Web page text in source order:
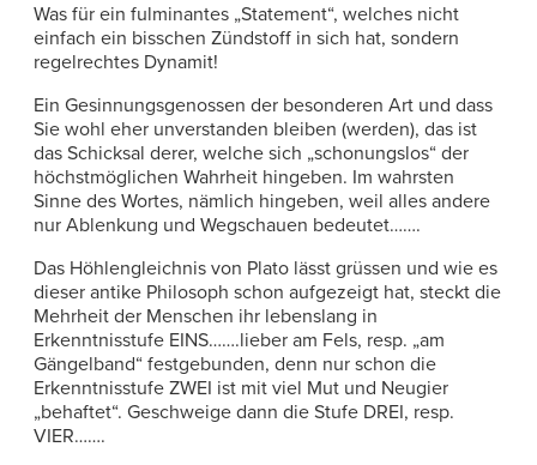
Was für ein fulminantes „Statement“, welches nicht
einfach ein bisschen Zündstoff in sich hat, sondern
regelrechtes Dynamit!
Ein Gesinnungsgenossen der besonderen Art und dass
Sie wohl eher unverstanden bleiben (werden), das ist
das Schicksal derer, welche sich „schonungslos“ der
höchstmöglichen Wahrheit hingeben. Im wahrsten
Sinne des Wortes, nämlich hingeben, weil alles andere
nur Ablenkung und Wegschauen bedeutet…….
Das Höhlengleichnis von Plato lässt grüssen und wie es
dieser antike Philosoph schon aufgezeigt hat, steckt die
Mehrheit der Menschen ihr lebenslang in
Erkenntnisstufe EINS…….lieber am Fels, resp. „am
Gängelband“ festgebunden, denn nur schon die
Erkenntnisstufe ZWEI ist mit viel Mut und Neugier
„behaftet“. Geschweige dann die Stufe DREI, resp.
VIER…….